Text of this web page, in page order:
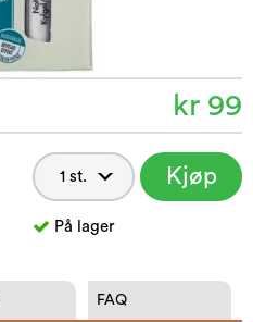
kr 99
Kjøp
På lager
FAQ